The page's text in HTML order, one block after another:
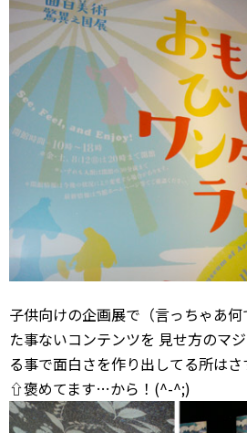
子供向けの企画展で（言っちゃあ
た事ないコンテンツを 見せ方のマ
る事で面白さを作り出してる所はさ
⇧褒めてます…から！(^-^;)